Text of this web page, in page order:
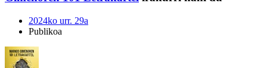
2024ko urr. 29a
Publikoa